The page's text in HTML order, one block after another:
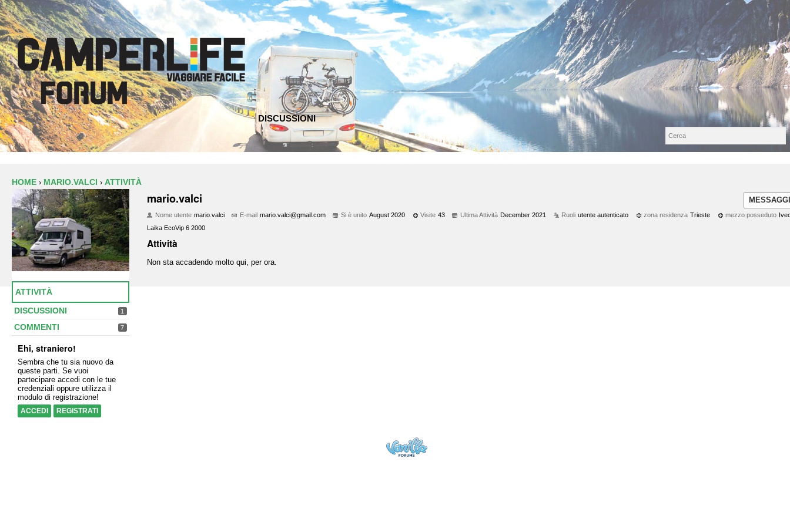
DISCUSSIONI
HOME › MARIO.VALCI › ATTIVITÀ
ATTIVITÀ
DISCUSSIONI
1
COMMENTI 7
Ehi, straniero!
Sembra che tu sia nuovo da
queste parti. Se vuoi
partecipare accedi con le tue
credenziali oppure utilizza il
modulo di registrazione!
ACCEDI REGISTRATI
mario.valci
Nome utente mario.valci E-mail mario.valci@gmail.com Si è unito August 2020 Visite 43 Ultima Attività December 2021 Ruoli utente autenticato zona residenza Trieste mezzo posseduto
Laika EcoVip 6 2000
Attività
Non sta accadendo molto qui, per ora.